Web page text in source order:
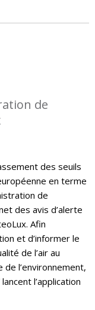
de
des seuils
en terme
de
des avis d’alerte
Afin
et d’informer le
de l’air au
l’environnement,
l’application